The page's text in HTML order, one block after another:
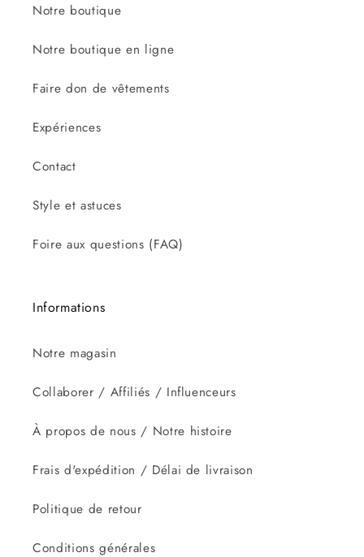
Notre boutique
Notre boutique en ligne
Faire don de vêtements
Expériences
Contact
Style et astuces
Foire aux questions (FAQ)
Informations
Notre magasin
Collaborer / Affiliés / Influenceurs
À propos de nous / Notre histoire
Frais d'expédition / Délai de livraison
Politique de retour
Conditions générales